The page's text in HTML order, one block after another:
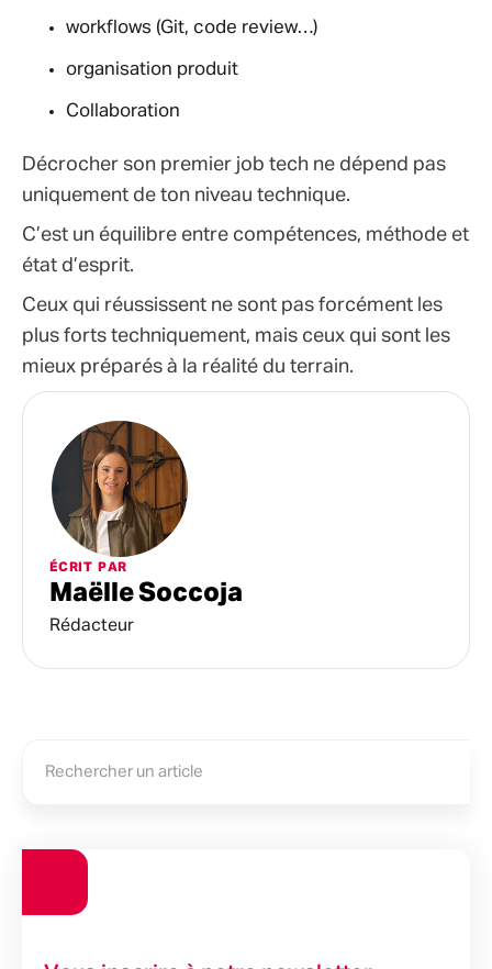
workflows (Git, code review…)
organisation produit
Collaboration
Décrocher son premier job tech ne dépend pas
uniquement de ton niveau technique.
C’est un équilibre entre compétences, méthode et
état d’esprit.
Ceux qui réussissent ne sont pas forcément les
plus forts techniquement, mais ceux qui sont les
mieux préparés à la réalité du terrain.
ÉCRIT PAR
Maëlle Soccoja
Rédacteur